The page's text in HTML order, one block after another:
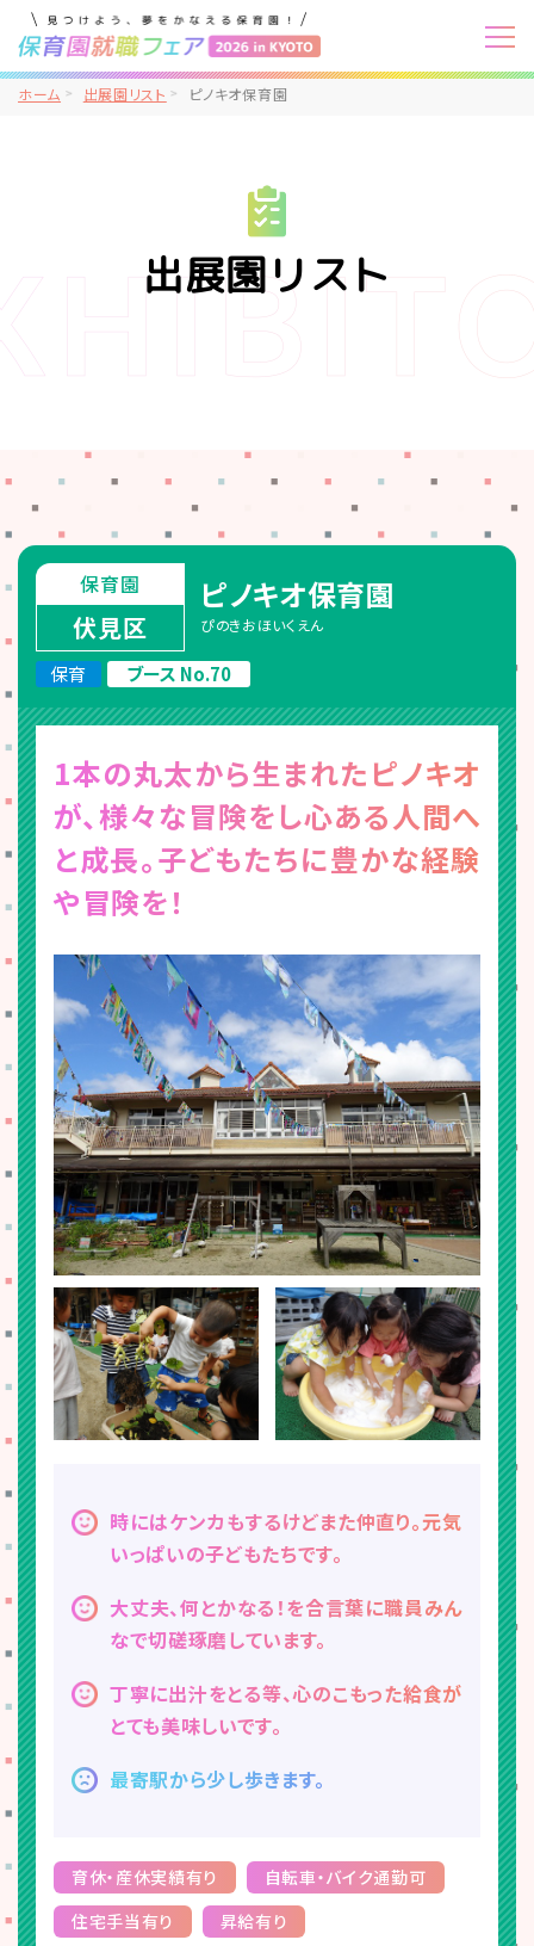
ホーム 出展園リスト ピノキオ保育園
出展園リスト
保育園
伏見区
ピノキオ保育園
ぴのきおほいくえん
保育 ブース No.70
1本の丸太から生まれたピノキオ
が、様々な冒険をし心ある人間へ
と成長。子どもたちに豊かな経験
や冒険を！
時にはケンカもするけどまた仲直り。元気
いっぱいの子どもたちです。
大丈夫、何とかなる！を合言葉に職員みん
なで切磋琢磨しています。
丁寧に出汁をとる等、心のこもった給食が
とても美味しいです。
最寄駅から少し歩きます。
育休・産休実績有り
自転車・バイク通勤可
住宅手当有り
昇給有り